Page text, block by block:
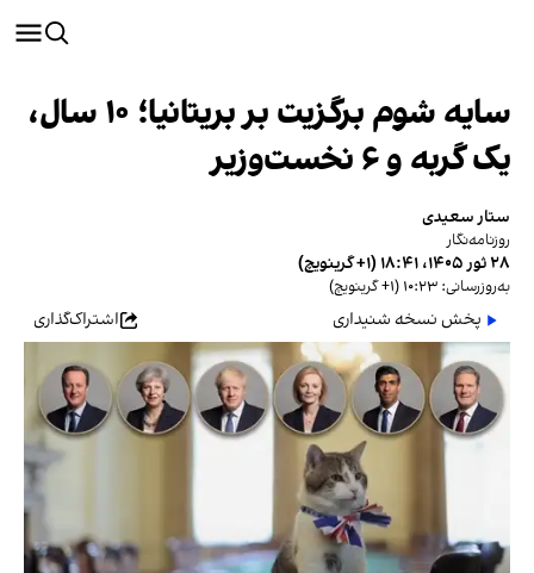
سایه شوم برگزیت بر بریتانیا؛ ۱۰ سال،
یک گربه و ۶ نخست‌وزیر
ستار سعیدی
روزنامه‌نگار
۲۸ ثور ۱۴۰۵، ۱۸:۴۱ (‎+۱ گرینویچ)
به‌روزرسانی: ۱۰:۲۳ (‎+۱ گرینویچ)
پخش نسخه شنیداری اشتراک‌گذاری